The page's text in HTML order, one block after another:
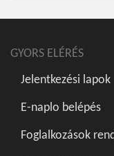
GYORS ELÉRÉS
Jelentkezési lapok
E-naplo belépés
Foglalkozások